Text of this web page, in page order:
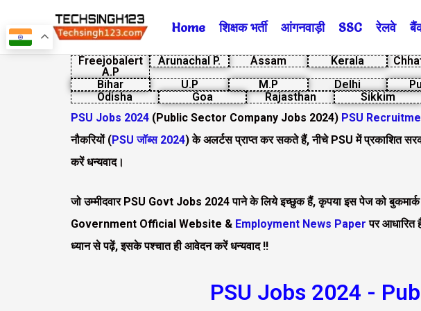
to
Home शिक्षक भर्ती आंगनवाड़ी SSC रेलवे
Freejobalert
A.P
Arunachal P. Assam Kerala
Bihar
U.P M.P Delhi
Odisha
Goa Rajasthan Sikkim
PSU Jobs 2024 (Public Sector Company Jobs 2024) PSU
नौकरियों (PSU जॉब्स 2024) के अलर्टस प्राप्त कर सकते हैं, नीचे PSU में प्रकाशित
करें धन्यवाद।
जो उम्मीदवार PSU Govt Jobs 2024 पाने के लिये इच्छुक हैं, कृपया इस पेज को
Government Official Website & Employment News Paper पर आधारित
ध्यान से पढ़ें, इसके पश्चात ही आवेदन करें धन्यवाद !!
PSU Jobs 2024 -